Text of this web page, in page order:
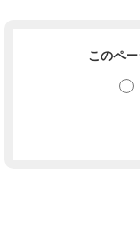
このペ